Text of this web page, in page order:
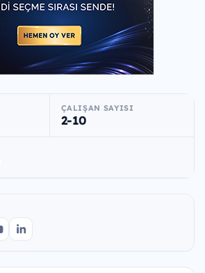
ÇALIŞAN SAYISI
2-10